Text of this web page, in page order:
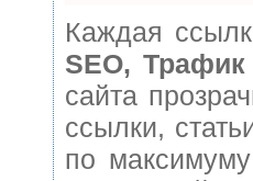
Каждая
SEO,
сайта
ссылки,
по